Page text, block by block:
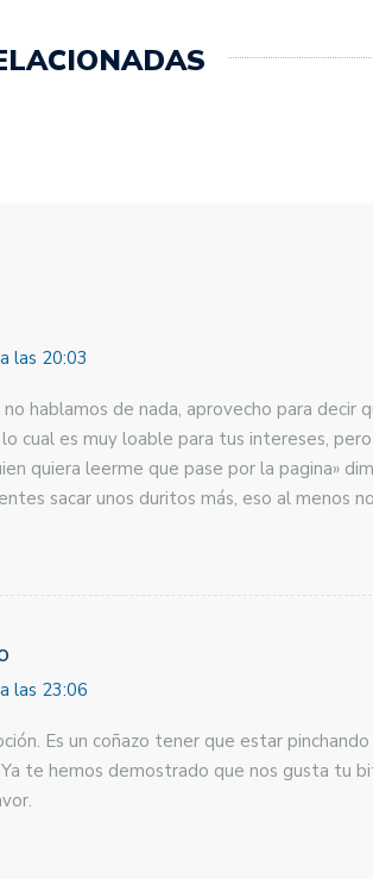
las 20:03
no hablamos de nada, aprovecho para
cual es muy loable para tus intereses,
quiera leerme que pase por la pagina»
sacar unos duritos más, eso al menos
las 23:06
Es un coñazo tener que estar
te hemos demostrado que nos gusta tu